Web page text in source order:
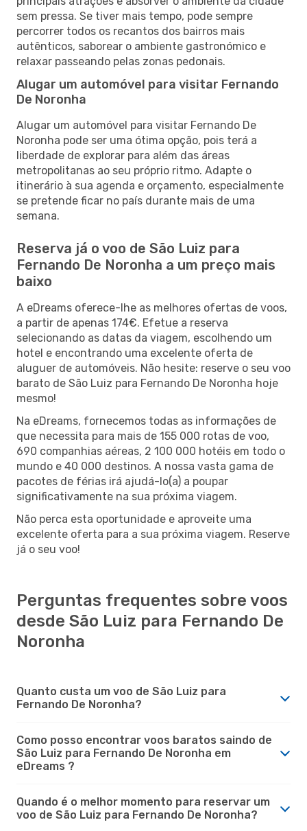
sem pressa. Se tiver mais tempo, pode sempre
percorrer todos os recantos dos bairros mais
autênticos, saborear o ambiente gastronómico e
relaxar passeando pelas zonas pedonais.
Alugar um automóvel para visitar Fernando
De Noronha
Alugar um automóvel para visitar Fernando De
Noronha pode ser uma ótima opção, pois terá a
liberdade de explorar para além das áreas
metropolitanas ao seu próprio ritmo. Adapte o
itinerário à sua agenda e orçamento, especialmente
se pretende ficar no país durante mais de uma
semana.
Reserva já o voo de São Luiz para
Fernando De Noronha a um preço mais
baixo
A eDreams oferece-lhe as melhores ofertas de voos,
a partir de apenas 174€. Efetue a reserva
selecionando as datas da viagem, escolhendo um
hotel e encontrando uma excelente oferta de
aluguer de automóveis. Não hesite: reserve o seu voo
barato de São Luiz para Fernando De Noronha hoje
mesmo!
Na eDreams, fornecemos todas as informações de
que necessita para mais de 155 000 rotas de voo,
690 companhias aéreas, 2 100 000 hotéis em todo o
mundo e 40 000 destinos. A nossa vasta gama de
pacotes de férias irá ajudá-lo(a) a poupar
significativamente na sua próxima viagem.
Não perca esta oportunidade e aproveite uma
excelente oferta para a sua próxima viagem. Reserve
já o seu voo!
Perguntas frequentes sobre voos
desde São Luiz para Fernando De
Noronha
Quanto custa um voo de São Luiz para
Fernando De Noronha?
Como posso encontrar voos baratos saindo de
São Luiz para Fernando De Noronha em
eDreams ?
Quando é o melhor momento para reservar um
voo de São Luiz para Fernando De Noronha?